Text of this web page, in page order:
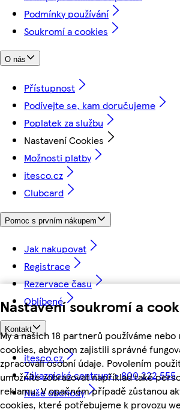
Nastavení soukromí a
My a našich 18 partnerů používáme
cookies, abychom zajistili správné
zpracovali osobní údaje. Povolením
umožníte zobrazovat například také
reklamu. V opačném případě zůstanou
cookies, které potřebujeme k provozu
Podmínky používání
Soukromí a cookies
O nás
Přístupnost
Podívejte se, kam doručujeme
Poplatek za službu
Nastavení Cookies
Možnosti platby
itesco.cz
Clubcard
Pomoc s prvním nákupem
Jak nakupovat
Registrace
Rezervace času
Oblíbené
Kontakt
itesco.cz
Zákaznické centrum - 800 222 555
Naše obchody